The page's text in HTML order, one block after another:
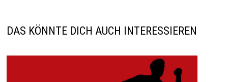
DAS KÖNNTE DICH AUCH INTERESSIEREN